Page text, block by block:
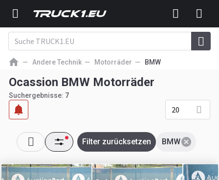
Andere Technik Motorräder BMW
Ocassion BMW Motorräder
Suchergebnisse: 7
20
BMW
Filter zurücksetzen